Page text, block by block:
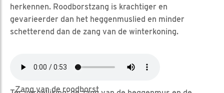
herkennen. Roodborstzang is krachtiger en
gevarieerder dan het heggenmuslied en minder
schetterend dan de zang van de winterkoning.
Zang van de roodborst